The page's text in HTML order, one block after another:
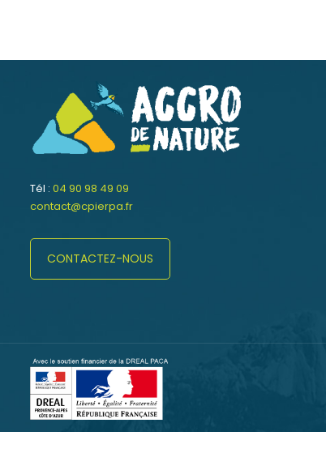
Tél : 04 90 98 49 09
contact@cpierpa.fr
CONTACTEZ-NOUS